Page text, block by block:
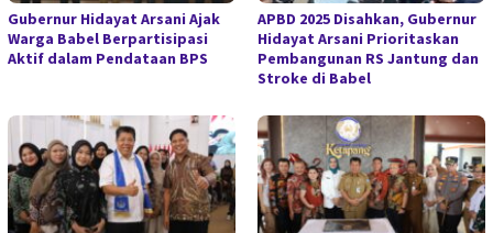
Gubernur Hidayat Arsani Ajak
Warga Babel Berpartisipasi
Aktif dalam Pendataan BPS
APBD 2025 Disahkan, Gubernur
Hidayat Arsani Prioritaskan
Pembangunan RS Jantung dan
Stroke di Babel